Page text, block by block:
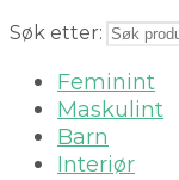
Søk etter:
Feminint
Maskulint
Barn
Interiør